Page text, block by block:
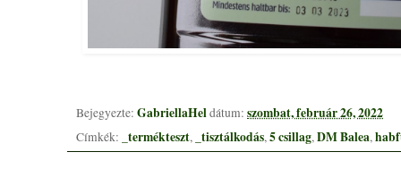
Bejegyezte: GabriellaHeldátum: szombat, február 26, 2022
Címkék: _termékteszt, _tisztálkodás,5 csillag,DM Balea,